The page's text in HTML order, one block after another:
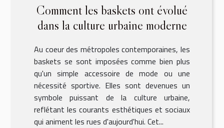
Comment les baskets ont évolué
dans la culture urbaine moderne
Au coeur des métropoles contemporaines, les
baskets se sont imposées comme bien plus
qu'un simple accessoire de mode ou une
nécessité sportive. Elles sont devenues un
symbole puissant de la culture urbaine,
reflétant les courants esthétiques et sociaux
qui animent les rues d'aujourd'hui. Cet...